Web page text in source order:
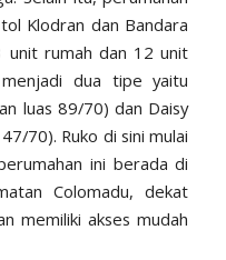
Klodran dan Bandara
unit rumah dan 12 unit
dua tipe yaitu
luas 89/70) dan Daisy
70). Ruko di sini mulai
ini berada di
Colomadu, dekat
memiliki akses mudah